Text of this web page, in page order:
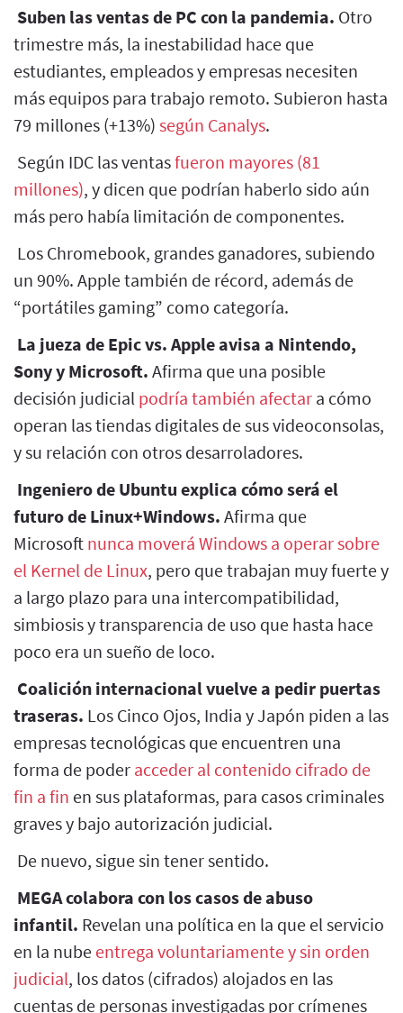
Suben las ventas de PC con la pandemia. Otro
trimestre más, la inestabilidad hace que
estudiantes, empleados y empresas necesiten
más equipos para trabajo remoto. Subieron hasta
79 millones (+13%) según Canalys.
Según IDC las ventasfueron mayores (81
millones), y dicen que podrían haberlo sido aún
más pero había limitación de componentes.
Los Chromebook, grandes ganadores, subiendo
un 90%. Apple también de récord, además de
“portátiles gaming” como categoría.
La jueza de Epic vs. Apple avisa a Nintendo,
Sony y Microsoft. Afirma que una posible
decisión judicial podría también afectar a cómo
operan las tiendas digitales de sus videoconsolas,
y su relación con otros desarroladores.
Ingeniero de Ubuntu explica cómo será el
futuro de Linux+Windows. Afirma que
Microsoft nunca moverá Windows a operar sobre
el Kernel de Linux, pero que trabajan muy fuerte y
a largo plazo para una intercompatibilidad,
simbiosis y transparencia de uso que hasta hace
poco era un sueño de loco.
Coalición internacional vuelve a pedir puertas
traseras. Los Cinco Ojos, India y Japón piden a las
empresas tecnológicas que encuentren una
forma de poder acceder al contenido cifrado de
fin a fin en sus plataformas, para casos criminales
graves y bajo autorización judicial.
De nuevo, sigue sin tener sentido.
MEGA colabora con los casos de abuso
infantil. Revelan una política en la que el servicio
en la nube entrega voluntariamente y sin orden
judicial, los datos (cifrados) alojados en las
cuentas de personas investigadas por crímenes